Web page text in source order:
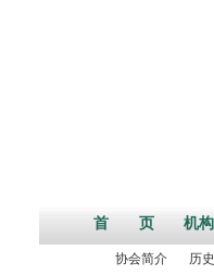
首 页 机
协会简介 历